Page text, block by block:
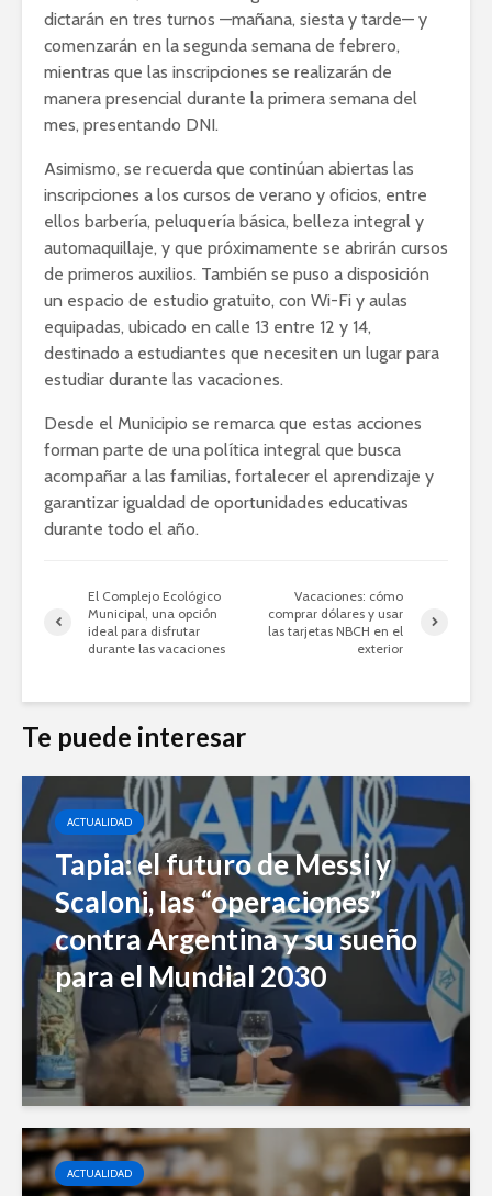
dictarán en tres turnos —mañana, siesta y tarde— y
comenzarán en la segunda semana de febrero,
mientras que las inscripciones se realizarán de
manera presencial durante la primera semana del
mes, presentando DNI.
Asimismo, se recuerda que continúan abiertas las
inscripciones a los cursos de verano y oficios, entre
ellos barbería, peluquería básica, belleza integral y
automaquillaje, y que próximamente se abrirán cursos
de primeros auxilios. También se puso a disposición
un espacio de estudio gratuito, con Wi-Fi y aulas
equipadas, ubicado en calle 13 entre 12 y 14,
destinado a estudiantes que necesiten un lugar para
estudiar durante las vacaciones.
Desde el Municipio se remarca que estas acciones
forman parte de una política integral que busca
acompañar a las familias, fortalecer el aprendizaje y
garantizar igualdad de oportunidades educativas
durante todo el año.
El Complejo Ecológico
Municipal, una opción
ideal para disfrutar
durante las vacaciones
Vacaciones: cómo
comprar dólares y usar
las tarjetas NBCH en el
exterior
Te puede interesar
ACTUALIDAD
Tapia: el futuro de Messi y
Scaloni, las “operaciones”
contra Argentina y su sueño
para el Mundial 2030
ACTUALIDAD